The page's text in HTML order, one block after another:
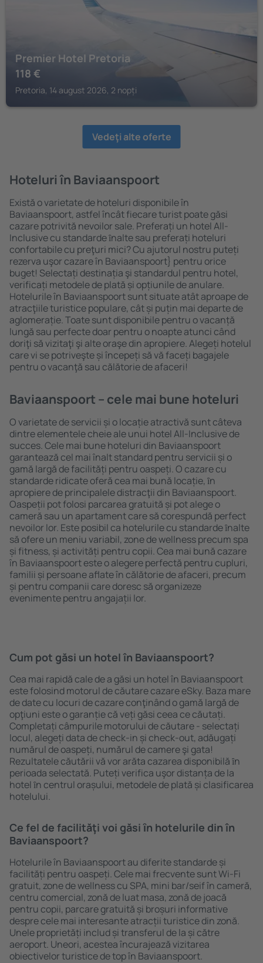
Premier Hotel Pretoria
118 €
Pretoria, 14 august 2026, 2 nopți
Vedeţi alte oferte
Hoteluri în Baviaanspoort
Există o varietate de hoteluri disponibile în
Baviaanspoort, astfel încât fiecare turist poate găsi
cazare potrivită nevoilor sale. Preferați un hotel All-
Inclusive cu standarde ȋnalte sau preferați hoteluri
confortabile cu preţuri mici? Cu ajutorul nostru puteți
rezerva uşor cazare în Baviaanspoort} pentru orice
buget! Selectați destinația şi standardul pentru hotel,
verificați metodele de plată și opțiunile de anulare.
Hotelurile în Baviaanspoort sunt situate atât aproape de
atracţiile turistice populare, cât și puțin mai departe de
aglomerație. Toate sunt disponibile pentru o vacanță
lungă sau perfecte doar pentru o noapte atunci când
doriţi să vizitaţi şi alte oraşe din apropiere. Alegeți hotelul
care vi se potriveşte și începeți să vă faceți bagajele
pentru o vacanţă sau călătorie de afaceri!
Baviaanspoort – cele mai bune hoteluri
O varietate de servicii și o locație atractivă sunt câteva
dintre elementele cheie ale unui hotel All-Inclusive de
succes. Cele mai bune hoteluri din Baviaanspoort
garantează cel mai înalt standard pentru servicii și o
gamă largă de facilități pentru oaspeți. O cazare cu
standarde ridicate oferă cea mai bună locație, ȋn
apropiere de principalele distracţii din Baviaanspoort.
Oaspeții pot folosi parcarea gratuită și pot alege o
cameră sau un apartament care să corespundă perfect
nevoilor lor. Este posibil ca hotelurile cu standarde ȋnalte
să ofere un meniu variabil, zone de wellness precum spa
și fitness, și activități pentru copii. Cea mai bună cazare
în Baviaanspoort este o alegere perfectă pentru cupluri,
familii și persoane aflate în călătorie de afaceri, precum
și pentru companii care doresc să organizeze
evenimente pentru angajații lor.
Cum pot găsi un hotel în Baviaanspoort?
Cea mai rapidă cale de a găsi un hotel în Baviaanspoort
este folosind motorul de căutare cazare eSky. Baza mare
de date cu locuri de cazare conţinând o gamă largă de
opţiuni este o garanție că veți găsi ceea ce căutați.
Completați câmpurile motorului de căutare - selectați
locul, alegeți data de check-in și check-out, adăugați
numărul de oaspeți, numărul de camere şi gata!
Rezultatele căutării vă vor arăta cazarea disponibilă ȋn
perioada selectată. Puteți verifica uşor distanța de la
hotel ȋn centrul orașului, metodele de plată și clasificarea
hotelului.
Ce fel de facilităţi voi găsi ȋn hotelurile din în
Baviaanspoort?
Hotelurile în Baviaanspoort au diferite standarde și
facilități pentru oaspeți. Cele mai frecvente sunt Wi-Fi
gratuit, zone de wellness cu SPA, mini bar/seif în cameră,
centru comercial, zonă de luat masa, zonă de joacă
pentru copii, parcare gratuită și broșuri informative
despre cele mai interesante atracții turistice din zonă.
Unele proprietăți includ și transferul de la și către
aeroport. Uneori, acestea încurajează vizitarea
obiectivelor turistice de top în Baviaanspoort.